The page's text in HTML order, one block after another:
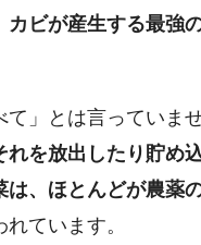
ビが産生する最強
」とは言っていませ
を放出したり貯め
、ほとんどが農薬
れています。